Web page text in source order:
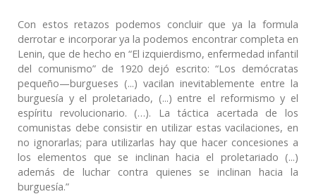
Con estos retazos podemos concluir que ya la formula
derrotar e incorporar ya la podemos encontrar completa en
Lenin, que de hecho en “El izquierdismo, enfermedad infantil
del comunismo” de 1920 dejó escrito: “Los demócratas
pequeño—burgueses (...) vacilan inevitablemente entre la
burguesía y el proletariado, (...) entre el reformismo y el
espíritu revolucionario. (…). La táctica acertada de los
comunistas debe consistir en utilizar estas vacilaciones, en
no ignorarlas; para utilizarlas hay que hacer concesiones a
los elementos que se inclinan hacia el proletariado (...)
además de luchar contra quienes se inclinan hacia la
burguesía.”